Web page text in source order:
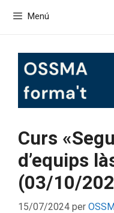
Menú
Curs
d’equips
(03/10/
15/07/2024 per